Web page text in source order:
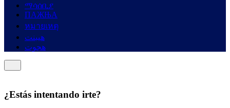
ማሳሰቢያ
ПАЖЊА
หมายเหตุ
هيبنت
هجوت
¿Estás intentando irte?